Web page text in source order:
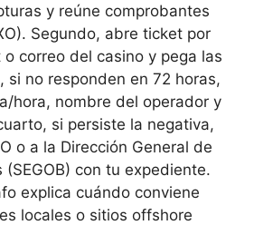
y reúne comprobantes
Segundo, abre ticket por
correo del casino y pega las
si no responden en 72 horas,
hora, nombre del operador y
si persiste la negativa,
o a la Dirección General de
con tu expediente.
explica cuándo conviene
locales o sitios offshore